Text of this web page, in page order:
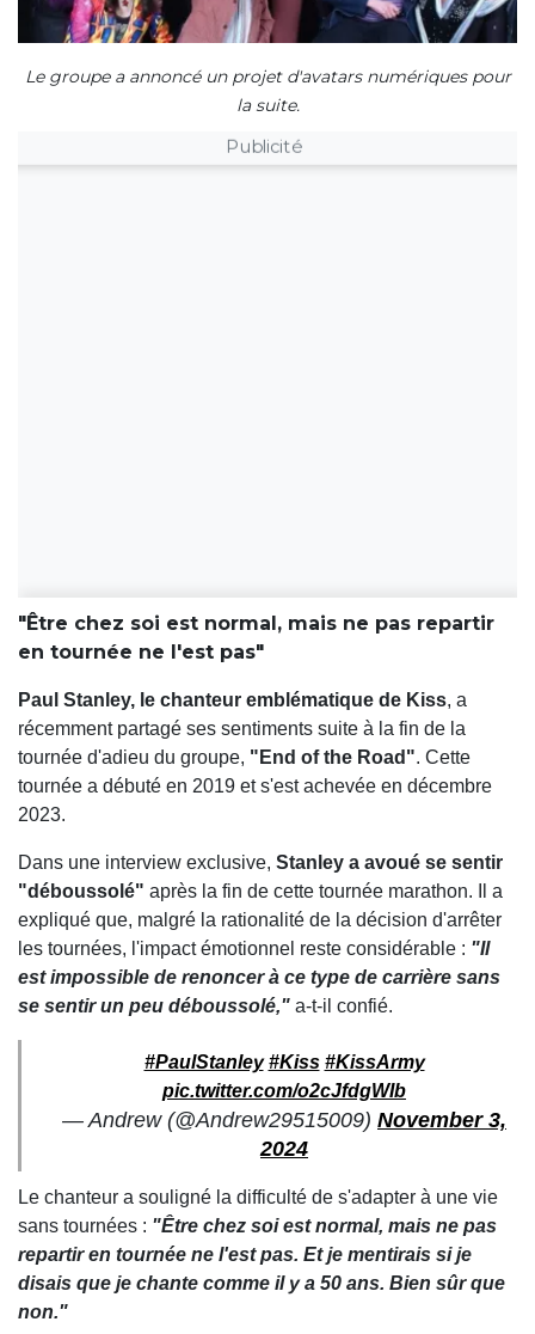
Le groupe a annoncé un projet d'avatars numériques pour
la suite.
Publicité
"Être chez soi est normal, mais ne pas repartir
en tournée ne l'est pas"
Paul Stanley, le chanteur emblématique de Kiss, a
récemment partagé ses sentiments suite à la fin de la
tournée d'adieu du groupe, "End of the Road". Cette
tournée a débuté en 2019 et s'est achevée en décembre
2023.
Dans une interview exclusive, Stanley a avoué se sentir
"déboussolé" après la fin de cette tournée marathon. Il a
expliqué que, malgré la rationalité de la décision d'arrêter
les tournées, l'impact émotionnel reste considérable : "Il
est impossible de renoncer à ce type de carrière sans
se sentir un peu déboussolé," a-t-il confié.
#PaulStanley #Kiss #KissArmy
pic.twitter.com/o2cJfdgWIb
— Andrew (@Andrew29515009) November 3,
2024
Le chanteur a souligné la difficulté de s'adapter à une vie
sans tournées : "Être chez soi est normal, mais ne pas
repartir en tournée ne l'est pas. Et je mentirais si je
disais que je chante comme il y a 50 ans. Bien sûr que
non."